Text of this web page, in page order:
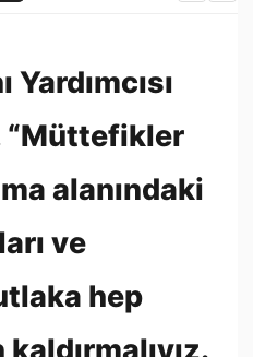
“Müttefikler
alanındaki
ve
hep